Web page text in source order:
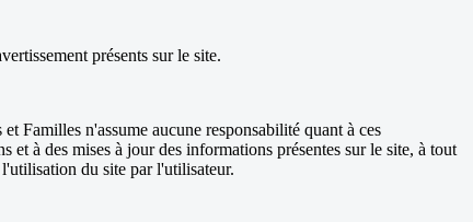
présents sur le site.
Familles n'assume aucune responsabilité quant à ces
à des mises à jour des informations présentes sur le site, à tout
du site par l'utilisateur.